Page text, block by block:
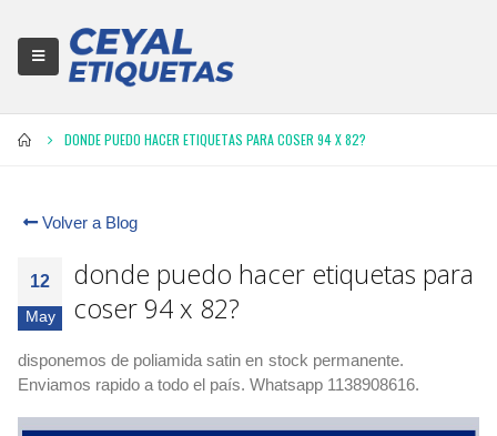
DONDE PUEDO HACER ETIQUETAS PARA COSER 94 X 82?
Volver a Blog
12
May
donde puedo hacer etiquetas para
coser 94 x 82?
disponemos de poliamida satin en stock permanente.
Enviamos rapido a todo el país. Whatsapp 1138908616.